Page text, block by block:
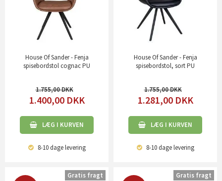
House Of Sander - Fenja
spisebordstol cognac PU
1.755,00
1.400,00 DKK
LÆG I KURVEN
8-10 dagelevering
House Of Sander - Fenja
spisebordstol, sort PU
1.755,00
1.281,00 DKK
LÆG I KURVEN
8-10 dagelevering
Gratis fragt Gratis fragt